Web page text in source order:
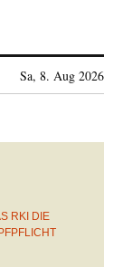
Sa, 8. Aug 2026
RKI DIE